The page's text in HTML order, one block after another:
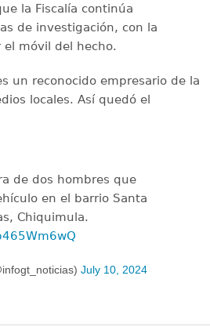
la Fiscalía continúa
de investigación, con la
móvil del hecho.
un reconocido empresario de la
locales. Así quedó el
de dos hombres que
en el barrio Santa
Chiquimula.
July 10, 2024